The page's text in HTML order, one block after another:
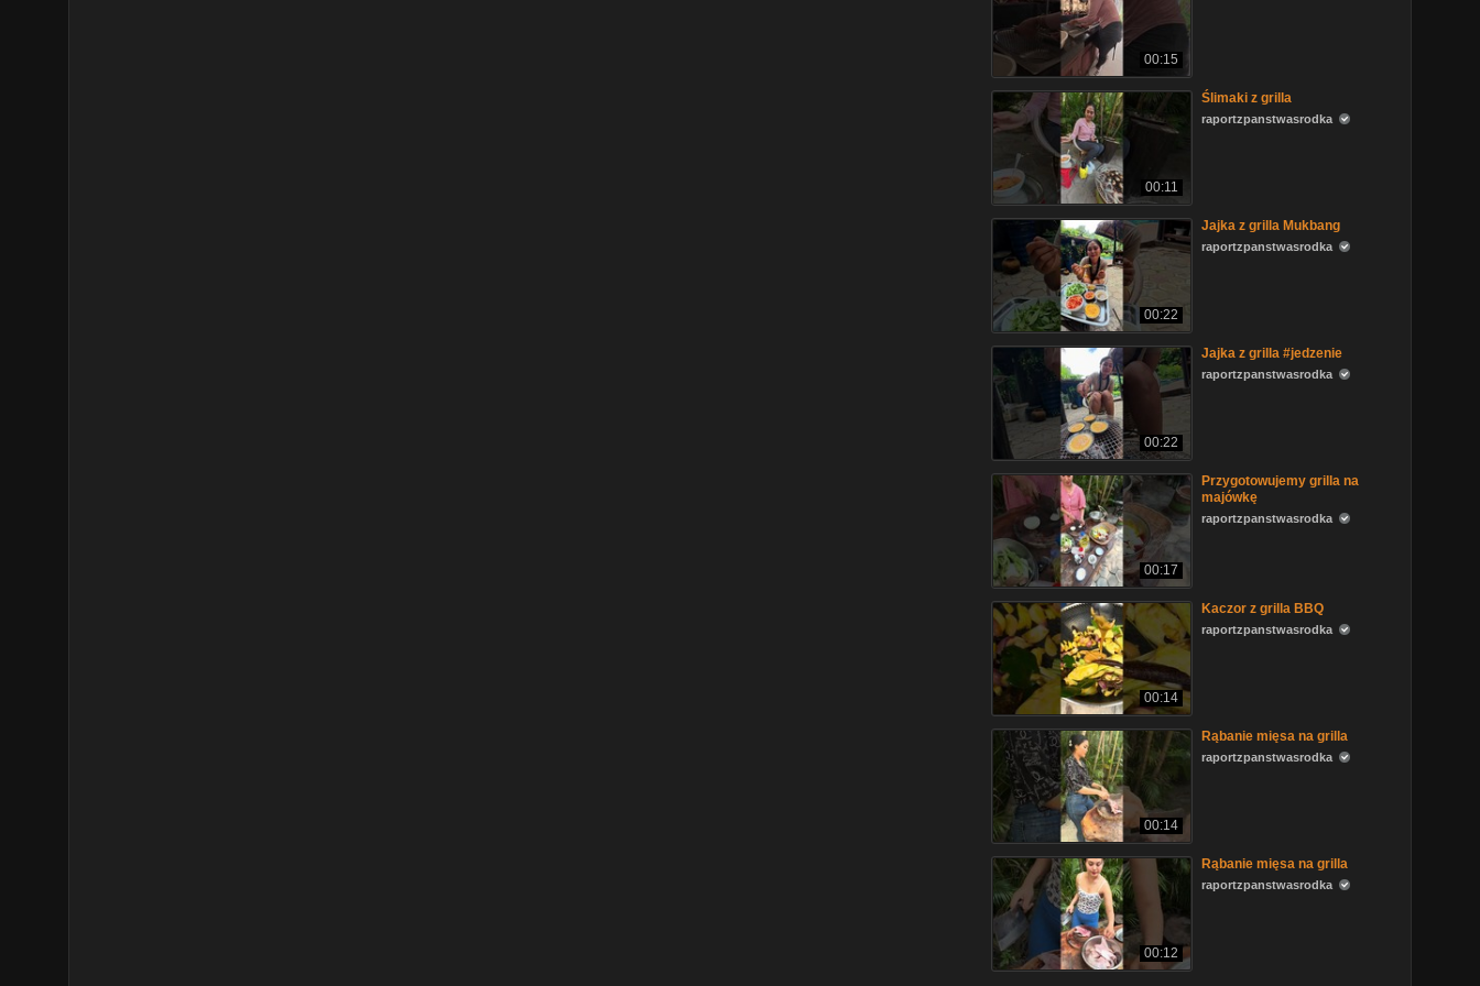
00:15
00:11
Ślimaki z grilla
raportzpanstwasrodka
00:22
Jajka z grilla Mukbang
raportzpanstwasrodka
00:22
Jajka z grilla #jedzenie
raportzpanstwasrodka
00:17
Przygotowujemy grilla na
majówkę
raportzpanstwasrodka
00:14
Kaczor z grilla BBQ
raportzpanstwasrodka
00:14
Rąbanie mięsa na grilla
raportzpanstwasrodka
00:12
Rąbanie mięsa na grilla
raportzpanstwasrodka